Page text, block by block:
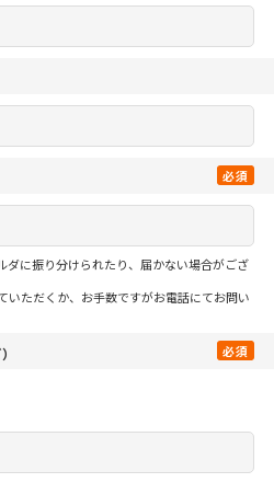
必須
ダに振り分けられたり、届かない場合がござ
ただくか、お手数ですがお電話にてお問い
必須